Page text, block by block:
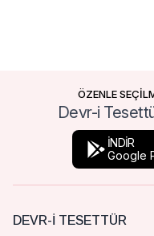
ÖZENLE
Devr-i
İNDİR
Google
DEVR-I TESETTÜR